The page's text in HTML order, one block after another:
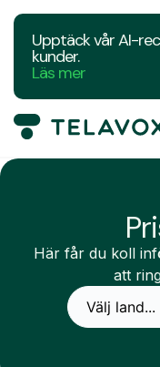
Upptäck vår AI-
kunder.
Läs mer
Här får du koll
att